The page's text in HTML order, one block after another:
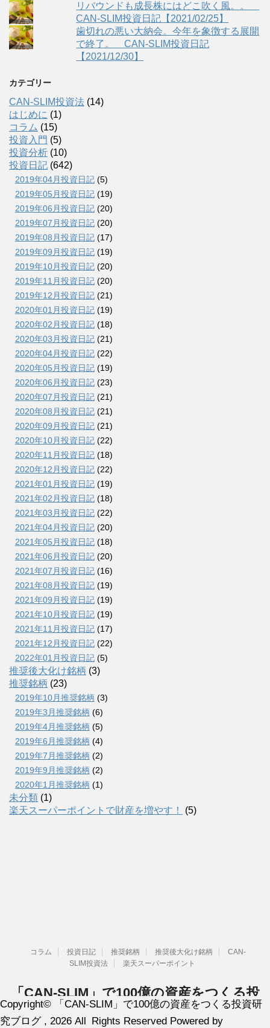
リバウンドも成長株にはどこ吹く風。。
CAN-SLIM投資日記【2021/02/25】
歯切れの悪い大納会。今年を象徴する展開
で終了。 CAN-SLIM投資日記
【2021/12/30】
カテゴリー
CAN-SLIM投資法 (14)
はじめに (1)
コラム (15)
投資入門 (5)
投資分析 (10)
投資日記 (642)
2019年04月投資日記 (5)
2019年05月投資日記 (19)
2019年06月投資日記 (20)
2019年07月投資日記 (20)
2019年08月投資日記 (17)
2019年09月投資日記 (19)
2019年10月投資日記 (20)
2019年11月投資日記 (20)
2019年12月投資日記 (21)
2020年01月投資日記 (19)
2020年02月投資日記 (18)
2020年03月投資日記 (21)
2020年04月投資日記 (22)
2020年05月投資日記 (19)
2020年06月投資日記 (23)
2020年07月投資日記 (21)
2020年08月投資日記 (21)
2020年09月投資日記 (21)
2020年10月投資日記 (22)
2020年11月投資日記 (18)
2020年12月投資日記 (22)
2021年01月投資日記 (19)
2021年02月投資日記 (18)
2021年03月投資日記 (22)
2021年04月投資日記 (20)
2021年05月投資日記 (18)
2021年06月投資日記 (20)
2021年07月投資日記 (16)
2021年08月投資日記 (19)
2021年09月投資日記 (19)
2021年10月投資日記 (19)
2021年11月投資日記 (17)
2021年12月投資日記 (22)
2022年01月投資日記 (5)
推奨後大化け銘柄 (3)
推奨銘柄 (23)
2019年10月推奨銘柄 (3)
2019年3月推奨銘柄 (6)
2019年4月推奨銘柄 (5)
2019年6月推奨銘柄 (4)
2019年7月推奨銘柄 (2)
2019年9月推奨銘柄 (2)
2020年1月推奨銘柄 (1)
未分類 (1)
楽天スーパーポイントで財産を増やす！
(5)
コラム 投資日記 推奨銘柄 推奨後大化け銘柄
CAN-
SLIM投資法
楽天スーパーポイント
「CAN-SLIM」で100億の資産をつくる投
資研究ブログ
Copyright© 「CAN-SLIM」で100億の資産をつくる投資研
究ブログ , 2026 All Rights Reserved Powered by